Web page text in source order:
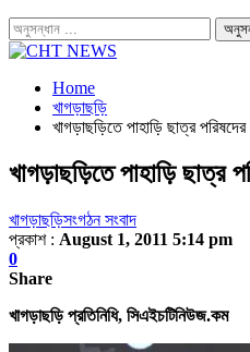
Home
খাগড়াছড়ি
খাগড়াছড়িতে পাহাড়ি ছাত্র পরিষদের
খাগড়াছড়িতে পাহাড়ি ছাত্র
খাগড়াছড়িসংগঠন সংবাদ
প্রকাশ : August 1, 2011 5:14 pm
0
Share
খাগড়াছড়ি প্রতিনিধি, সিএইচটিনিউজ.কম